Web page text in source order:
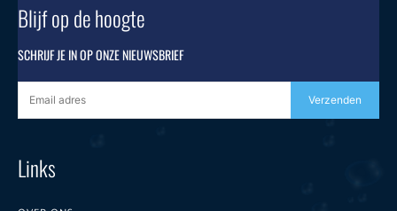
Blijf op de hoogte
SCHRIJF JE IN OP ONZE NIEUWSBRIEF
Verzenden
Links